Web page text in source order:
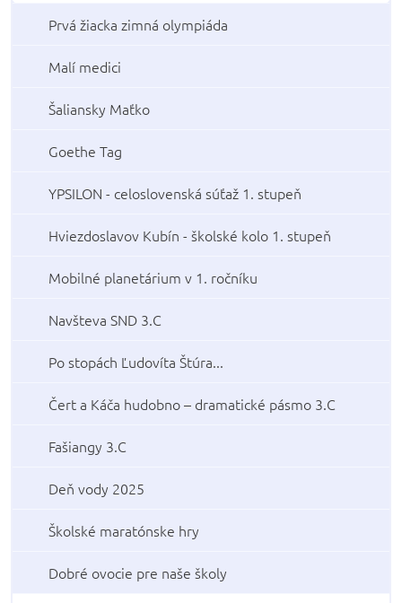
Prvá žiacka zimná olympiáda
Malí medici
Šaliansky Maťko
Goethe Tag
YPSILON - celoslovenská súťaž 1. stupeň
Hviezdoslavov Kubín - školské kolo 1. stupeň
Mobilné planetárium v 1. ročníku
Navšteva SND 3.C
Po stopách Ľudovíta Štúra...
Čert a Káča hudobno – dramatické pásmo 3.C
Fašiangy 3.C
Deň vody 2025
Školské maratónske hry
Dobré ovocie pre naše školy